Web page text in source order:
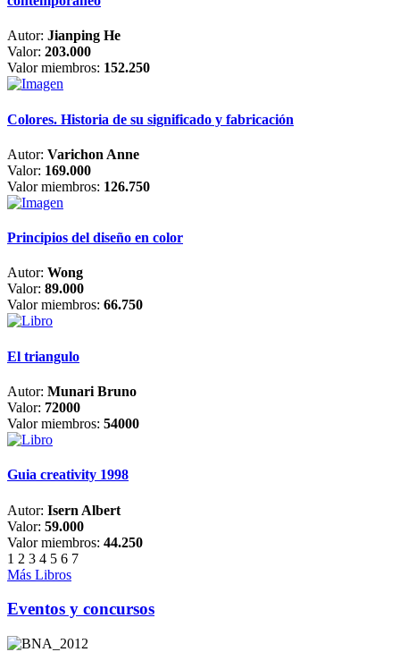
Autor: Jianping He
Valor: 203.000
Valor miembros: 152.250
Colores. Historia de su significado y fabricación
Autor: Varichon Anne
Valor: 169.000
Valor miembros: 126.750
Principios del diseño en color
Autor: Wong
Valor: 89.000
Valor miembros: 66.750
El triangulo
Autor: Munari Bruno
Valor: 72000
Valor miembros: 54000
Guia creativity 1998
Autor: Isern Albert
Valor: 59.000
Valor miembros: 44.250
1 2 3 4 5 6 7
Más Libros
Eventos y concursos